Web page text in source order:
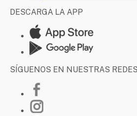
DESCARGA LA APP
SÍGUENOS EN NUESTRAS REDES